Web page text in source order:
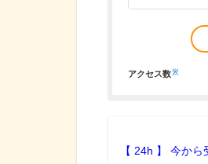
アクセス数※
【 24h 】 今か